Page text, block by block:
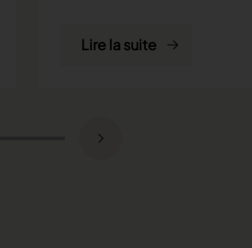
Lire la suite